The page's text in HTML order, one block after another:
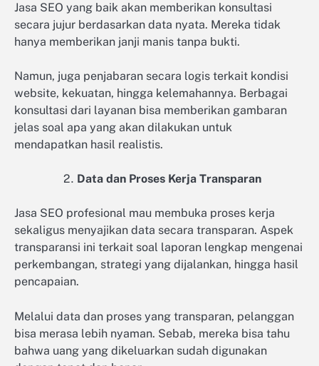
Jasa SEO yang baik akan memberikan konsultasi
secara jujur berdasarkan data nyata. Mereka tidak
hanya memberikan janji manis tanpa bukti.
Namun, juga penjabaran secara logis terkait kondisi
website, kekuatan, hingga kelemahannya. Berbagai
konsultasi dari layanan bisa memberikan gambaran
jelas soal apa yang akan dilakukan untuk
mendapatkan hasil realistis.
Data dan Proses Kerja Transparan
Jasa SEO profesional mau membuka proses kerja
sekaligus menyajikan data secara transparan. Aspek
transparansi ini terkait soal laporan lengkap mengenai
perkembangan, strategi yang dijalankan, hingga hasil
pencapaian.
Melalui data dan proses yang transparan, pelanggan
bisa merasa lebih nyaman. Sebab, mereka bisa tahu
bahwa uang yang dikeluarkan sudah digunakan